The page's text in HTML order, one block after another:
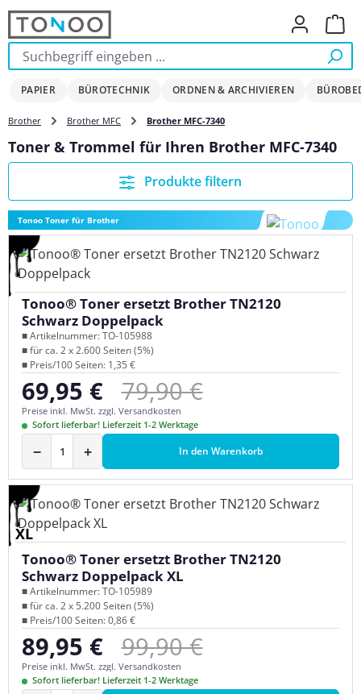
Zum Hauptinhalt springen
PAPIER BÜROTECHNIK ORDNEN & ARCHIVIEREN
Brother Brother MFC Brother MFC-7340
Toner & Trommel für Ihren Brother MFC-7340
Produkte filtern
Tonoo Toner für Brother
Tonoo® Toner ersetzt Brother TN2120
Schwarz Doppelpack
■ Artikelnummer: TO-105988
■ für ca. 2 x 2.600 Seiten (5%)
■ Preis/100 Seiten: 1,35 €
Verkaufspreis:
69,95 € Regulärer Preis:
79,90 €
Preise inkl. MwSt. zzgl. Versandkosten
Sofort lieferbar! Lieferzeit 1-2 Werktage
− + In den Warenkorb
XL
Tonoo® Toner ersetzt Brother TN2120
Schwarz Doppelpack XL
■ Artikelnummer: TO-105989
■ für ca. 2 x 5.200 Seiten (5%)
■ Preis/100 Seiten: 0,86 €
Verkaufspreis:
89,95 € Regulärer Preis:
99,90 €
Preise inkl. MwSt. zzgl. Versandkosten
Sofort lieferbar! Lieferzeit 1-2 Werktage